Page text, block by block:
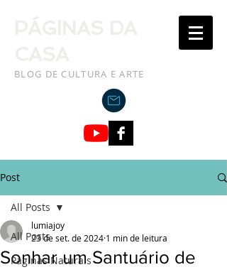
BLOG DE CULTURA E ARTE
Post
All Posts
Paginas Naturais
All Posts
Sonhar um Santuário de
lumiajoy
23 de set. de 2024 1 min de leitura